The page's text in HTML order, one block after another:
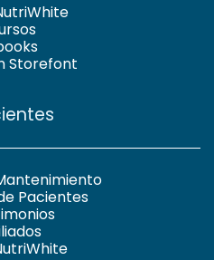
Storefont
Pacientes